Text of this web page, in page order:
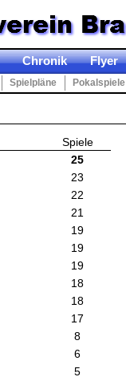
Chronik Flyer
Spielpläne Pokalspiele
Spiele
25
23
22
21
19
19
19
18
18
17
8
6
5